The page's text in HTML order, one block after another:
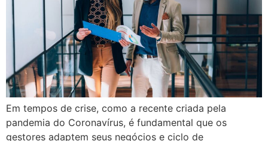
Em tempos de crise, como a recente criada pela
pandemia do Coronavírus, é fundamental que os
gestores adaptem seus negócios e ciclo de